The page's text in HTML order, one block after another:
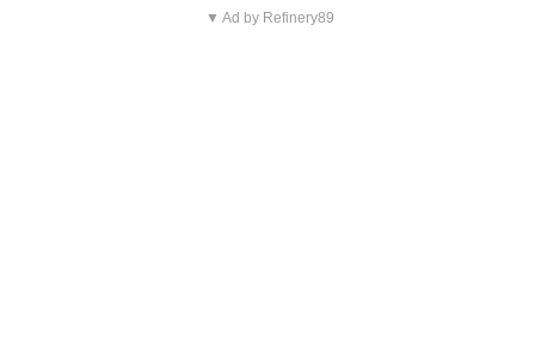
▼ Ad by Refinery89